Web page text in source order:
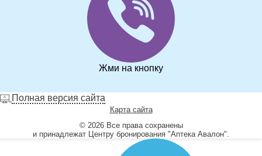
Жми на кнопку
Полная версия сайта
Карта сайта
© 2026 Все права сохранены
и принадлежат Центру бронирования "Аптека Авалон".